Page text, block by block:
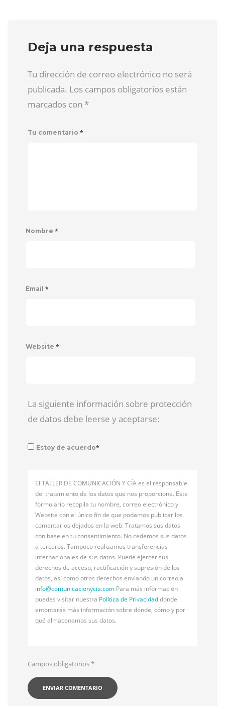
Deja una respuesta
Tu dirección de correo electrónico no será
publicada. Los campos obligatorios están
marcados con *
Tu comentario *
Nombre *
Email *
Website *
La siguiente información sobre protección
de datos debe leerse y aceptarse:
Estoy de acuerdo*
El TALLER DE COMUNICACIÓN Y CÍA es el responsable
del tratamiento de los datos que nos proporcione. Este
formulario recopila tu nombre, correo electrónico y
Website con el único fin de que podamos publicar los
comentarios dejados en la web. Tratamos sus datos
con base en tu consentimiento. No cedemos sus datos
a terceros. Tampoco realizamos transferencias
internacionales de sus datos. Puede ejercer sus
derechos de acceso, rectificación y supresión de los
datos, así como otros derechos enviando un correo a
info@comunicacionycia.com Para más información
puedes visitar nuestra Política de Privacidaddonde
entontarás más información sobre dónde, cómo y por
qué almacenamos sus datos.
Campos obligatorios*